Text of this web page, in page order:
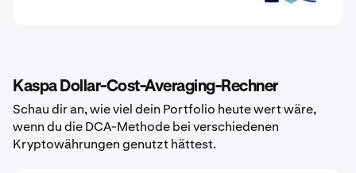
Kaspa Dollar-Cost-Averaging-Rechner
Schau dir an, wie viel dein Portfolio heute wert wäre,
wenn du die DCA-Methode bei verschiedenen
Kryptowährungen genutzt hättest.